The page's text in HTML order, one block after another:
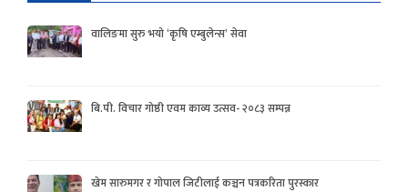
वालिङमा सुरु भयो ‘कृषि एम्बुलेन्स’ सेवा
बि.पी. विचार गोष्ठी एवम काव्य उत्सव- २०८३ सम्पन्न
खेम सारुमगर र गोपाल जिटीलाई कञ्चन पत्रकरिता पुरस्कार